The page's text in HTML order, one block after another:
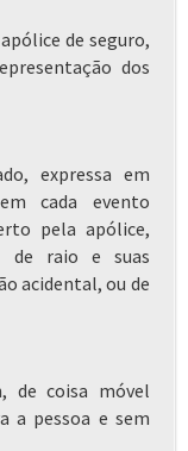
de seguro,
dos
expressa em
cada evento
pela apólice,
de raio e suas
acidental, ou de
de coisa móvel
a pessoa e sem